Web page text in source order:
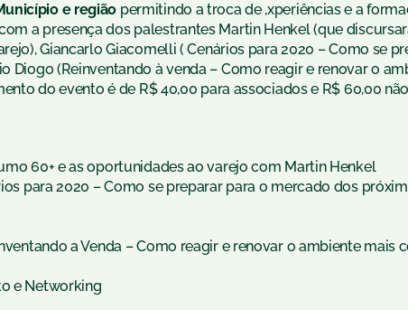
e região permitindo a troca de ,xperiências e a
a presença dos palestrantes Martin Henkel (que
Giancarlo Giacomelli ( Cenários para 2020 – Como se
Diogo (Reinventando à venda – Como reagir e renovar o
do evento é de R$ 40,00 para associados e R$ 60,00
60+ e as oportunidades ao varejo com Martin Henkel
para 2020 – Como se preparar para o mercado dos
a Venda – Como reagir e renovar o ambiente mais
e Networking